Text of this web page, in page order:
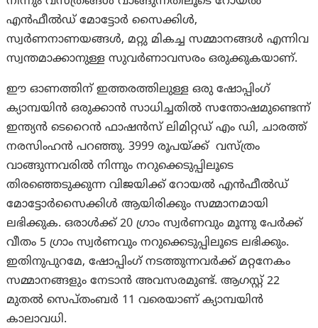
എൻഫീൽഡ് മോട്ടോർ സൈക്കിൾ,
സ്വർണനാണയങ്ങൾ, മറ്റു മികച്ച സമ്മാനങ്ങൾ എന്നിവ
സ്വന്തമാക്കാനുള്ള സുവർണാവസരം ഒരുക്കുകയാണ്.
ഈ ഓണത്തിന് ഇത്തരത്തിലുള്ള ഒരു ഷോപ്പിംഗ്
ക്യാമ്പയിൻ ഒരുക്കാൻ സാധിച്ചതിൽ സന്തോഷമുണ്ടെന്ന്
ഇന്ത്യൻ ടെറൈൻ ഫാഷൻസ് ലിമിറ്റഡ് എം ഡി, ചാരത്ത്
നരസിംഹൻ പറഞ്ഞു. 3999 രൂപയ്ക്ക് വസ്ത്രം
വാങ്ങുന്നവരിൽ നിന്നും നറുക്കെടുപ്പിലൂടെ
തിരഞ്ഞെടുക്കുന്ന വിജയിക്ക് റോയൽ എൻഫീൽഡ്
മോട്ടോർസൈക്കിൾ ആയിരിക്കും സമ്മാനമായി
ലഭിക്കുക. ഒരാൾക്ക് 20 ഗ്രാം സ്വർണവും മൂന്നു പേർക്ക്
വീതം 5 ഗ്രാം സ്വർണവും നറുക്കെടുപ്പിലൂടെ ലഭിക്കും.
ഇതിനുപുറമേ, ഷോപ്പിംഗ് നടത്തുന്നവർക്ക് മറ്റനേകം
സമ്മാനങ്ങളും നേടാൻ അവസരമുണ്ട്. ആഗസ്റ്റ് 22
മുതൽ സെപ്തംബർ 11 വരെയാണ് ക്യാമ്പയിൻ
കാലാവധി.